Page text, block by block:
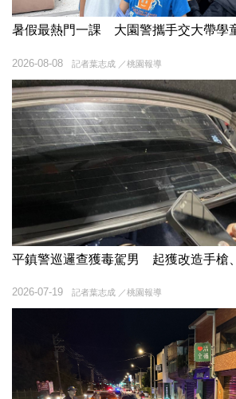
暑假最熱門一課 大園警攜手交大帶學
記者葉志成 ／桃園報導
2026-08-08
平鎮警巡邏查獲毒駕男 起獲改造手槍
記者葉志成 ／桃園報導
2026-07-19